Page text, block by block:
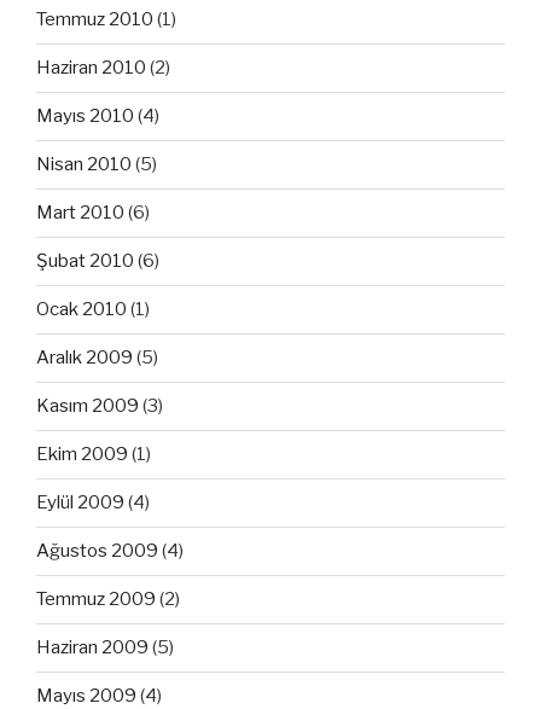
Temmuz 2010 (1)
Haziran 2010 (2)
Mayıs 2010 (4)
Nisan 2010 (5)
Mart 2010 (6)
Şubat 2010 (6)
Ocak 2010 (1)
Aralık 2009 (5)
Kasım 2009 (3)
Ekim 2009 (1)
Eylül 2009 (4)
Ağustos 2009 (4)
Temmuz 2009 (2)
Haziran 2009 (5)
Mayıs 2009 (4)